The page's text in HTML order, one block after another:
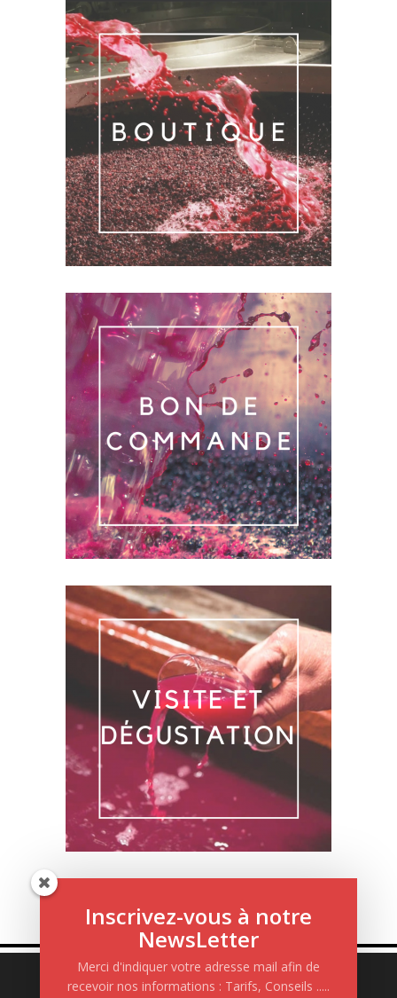
Inscrivez-vous à notre
NewsLetter
Merci d'indiquer votre adresse mail afin de
recevoir nos informations : Tarifs, Conseils .....